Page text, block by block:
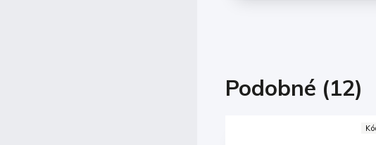
Podobné (12)